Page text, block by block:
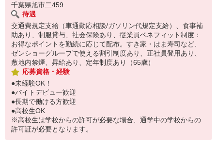
千葉県旭市二459
待遇
交通費規定支給（車通勤応相談/ガソリン代規定支給）、食事補
助あり、制服貸与、社会保険あり、従業員ベネフィット制度：
お得なポイントを勤続に応じて配布。すき家・はま寿司など、
ゼンショーグループで使える割引制度あり、正社員登用あり、
敷地内禁煙、昇給あり、定年制度あり（65歳）
応募資格・経験
●未経験OK！
●バイトデビュー歓迎
●長期で働ける方歓迎
●高校生OK
※高校生は学校からの許可が必要な場合、通学中の学校からの
許可証が必要となります。